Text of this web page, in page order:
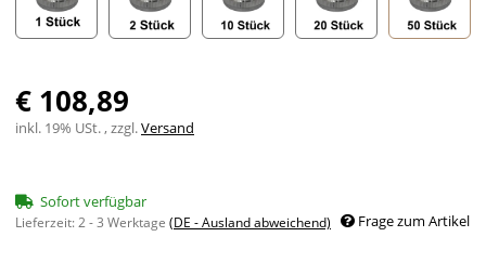
€ 108,89
inkl. 19% USt. , zzgl.Versand
Sofort verfügbar
Lieferzeit:2 - 3 Werktage (DE - Ausland abweichend) Frage zum Artikel